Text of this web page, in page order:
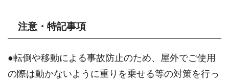
注意・特記事項
●転倒や移動による事故防止のため、屋外でご使用
の際は動かないように重りを乗せる等の対策を行っ